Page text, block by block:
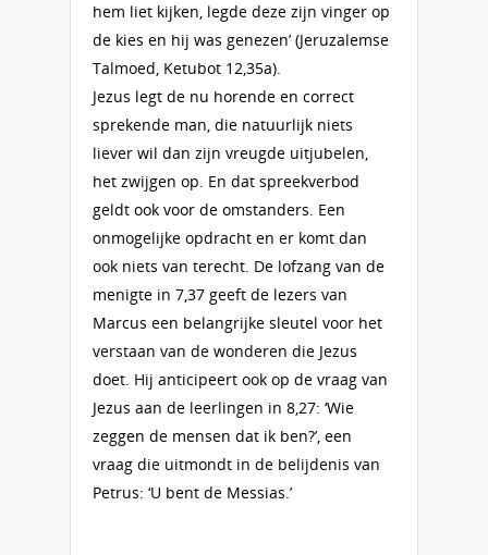
hem liet kijken, legde deze zijn vinger op
de kies en hij was genezen’ (Jeruzalemse
Talmoed, Ketubot 12,35a).
Jezus legt de nu horende en correct
sprekende man, die natuurlijk niets
liever wil dan zijn vreugde uitjubelen,
het zwijgen op. En dat spreekverbod
geldt ook voor de omstanders. Een
onmogelijke opdracht en er komt dan
ook niets van terecht. De lofzang van de
menigte in 7,37 geeft de lezers van
Marcus een belangrijke sleutel voor het
verstaan van de wonderen die Jezus
doet. Hij anticipeert ook op de vraag van
Jezus aan de leerlingen in 8,27: ‘Wie
zeggen de mensen dat ik ben?’, een
vraag die uitmondt in de belijdenis van
Petrus: ‘U bent de Messias.’